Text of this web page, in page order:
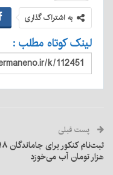
به اشتراک گذاری
لینک کوتاه مطلب :
پست قبلی
ثبت‌نام
هزار تومان آب می‌خورَد